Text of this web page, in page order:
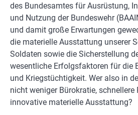
des Bundesamtes für Ausrüstung,
und Nutzung der Bundeswehr
und damit große Erwartungen
die materielle Ausstattung unserer
Soldaten sowie die Sicherstellung
wesentliche Erfolgsfaktoren für die
und Kriegstüchtigkeit. Wer also in
nicht weniger Bürokratie, schnellere
innovative materielle Ausstattung?